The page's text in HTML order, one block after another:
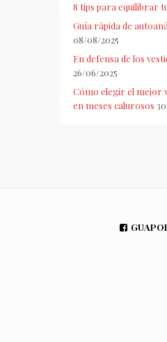
8 tips para equilibrar
Guía rápida de
08/08/2025
En defensa de los
26/06/2025
Cómo elegir el mejor
en meses calurosos